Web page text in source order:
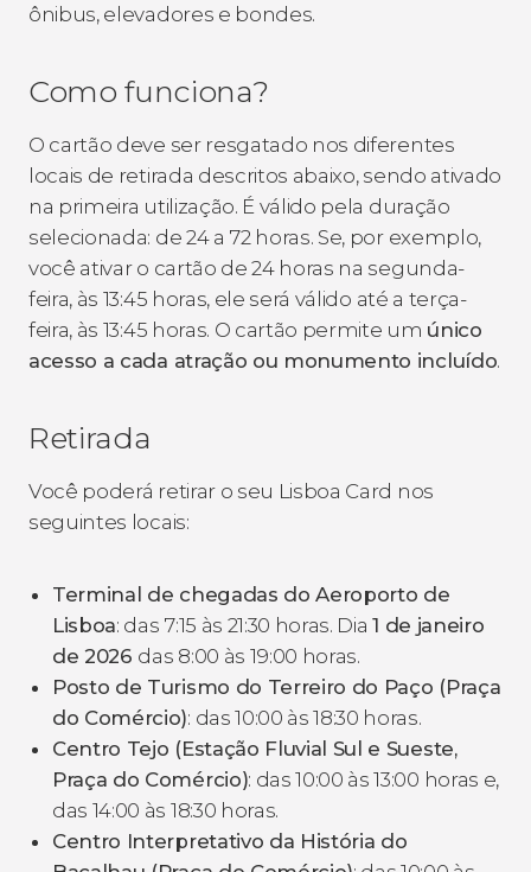
ônibus, elevadores e bondes.
Como funciona?
O cartão deve ser resgatado nos diferentes
locais de retirada descritos abaixo, sendo ativado
na primeira utilização. É válido pela duração
selecionada: de 24 a 72 horas. Se, por exemplo,
você ativar o cartão de 24 horas na segunda-
feira, às 13:45 horas, ele será válido até a terça-
feira, às 13:45 horas. O cartão permite um único
acesso a cada atração ou monumento incluído.
Retirada
Você poderá retirar o seu Lisboa Card nos
seguintes locais:
Terminal de chegadas do Aeroporto de
Lisboa: das 7:15 às 21:30 horas. Dia1 de janeiro
de 2026 das 8:00 às 19:00 horas.
Posto de Turismo do Terreiro do Paço (Praça
do Comércio): das 10:00 às 18:30 horas.
Centro Tejo (Estação Fluvial Sul e Sueste,
Praça do Comércio): das 10:00 às 13:00 horas e,
das 14:00 às 18:30 horas.
Centro Interpretativo da História do